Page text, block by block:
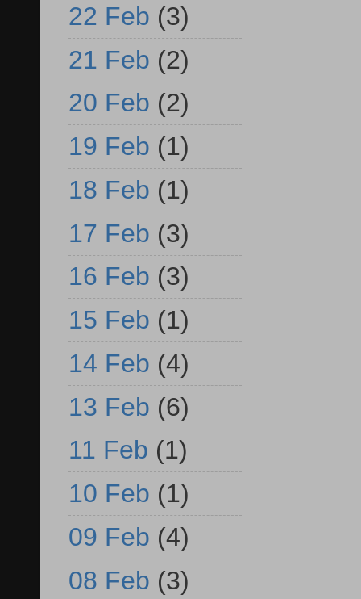
22 Feb (3)
21 Feb (2)
20 Feb (2)
19 Feb (1)
18 Feb (1)
17 Feb (3)
16 Feb (3)
15 Feb (1)
14 Feb (4)
13 Feb (6)
11 Feb (1)
10 Feb (1)
09 Feb (4)
08 Feb (3)